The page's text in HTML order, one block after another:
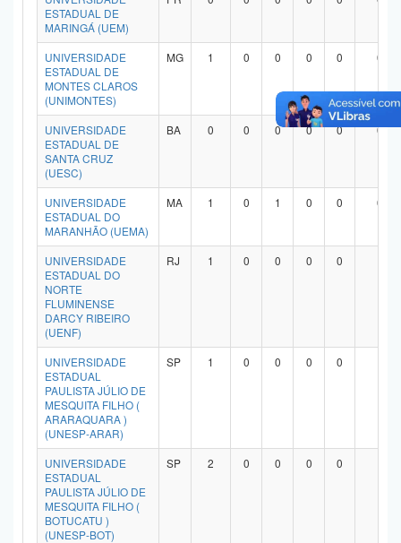
ESTADUAL DE
MARINGÁ (UEM)
UNIVERSIDADE
ESTADUAL DE
MONTES CLAROS
(UNIMONTES)
MG 1 0 0 0 0 0
UNIVERSIDADE
ESTADUAL DE
SANTA CRUZ
(UESC)
BA 0 0 0 0 0 0
UNIVERSIDADE
ESTADUAL DO
MARANHÃO (UEMA)
MA 1 0 1 0 0 0
UNIVERSIDADE
ESTADUAL DO
NORTE
FLUMINENSE
DARCY RIBEIRO
(UENF)
RJ 1 0 0 0 0
UNIVERSIDADE
ESTADUAL
PAULISTA JÚLIO DE
MESQUITA FILHO (
ARARAQUARA )
(UNESP-ARAR)
SP 1 0 0 0 0
UNIVERSIDADE
ESTADUAL
PAULISTA JÚLIO DE
MESQUITA FILHO (
BOTUCATU )
(UNESP-BOT)
SP 2 0 0 0 0